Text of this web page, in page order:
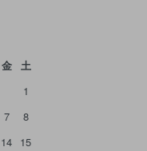
金
土
1
7
8
14 15